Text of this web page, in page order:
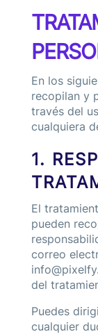
En los
recopilan y
través del
cualquiera
1.
El
pueden
correo
del
Puedes
cualquier